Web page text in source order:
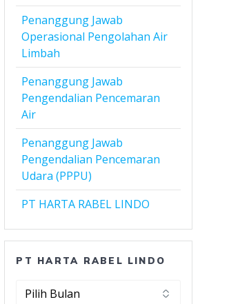
Penanggung Jawab
Operasional Pengolahan Air
Limbah
Penanggung Jawab
Pengendalian Pencemaran
Air
Penanggung Jawab
Pengendalian Pencemaran
Udara (PPPU)
PT HARTA RABEL LINDO
PT HARTA RABEL LINDO
PT